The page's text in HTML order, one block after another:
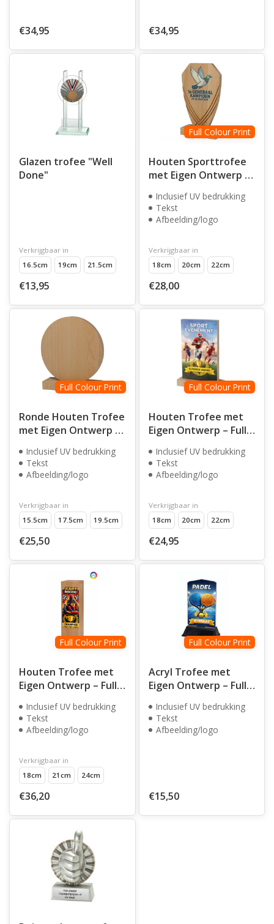
€34,95 €34,95
Glazen trofee "Well
Done"
Verkrijgbaar in
16.5cm
19cm 21.5cm
€13,95
Full Colour Print
Houten Sporttrofee
met Eigen Ontwerp –
Bedrukking
Inclusief UV bedrukking
Tekst
Afbeelding/logo
Verkrijgbaar in
18cm
20cm 22cm
€28,00
Full Colour Print
Ronde Houten Trofee
met Eigen Ontwerp –
Inclusief UV bedrukking
Tekst
Afbeelding/logo
Verkrijgbaar in
15.5cm
17.5cm 19.5cm
€25,50
Full Colour Print
Houten Trofee met
Eigen Ontwerp – Full
Inclusief UV bedrukking
Tekst
Afbeelding/logo
Verkrijgbaar in
18cm
20cm 22cm
€24,95
Full Colour Print
Houten Trofee met
Eigen Ontwerp – Full
Inclusief UV bedrukking
Tekst
Afbeelding/logo
Verkrijgbaar in
18cm
21cm 24cm
€36,20
Full Colour Print
Acryl Trofee met
Eigen Ontwerp – Full
Inclusief UV bedrukking
Tekst
Afbeelding/logo
€15,50